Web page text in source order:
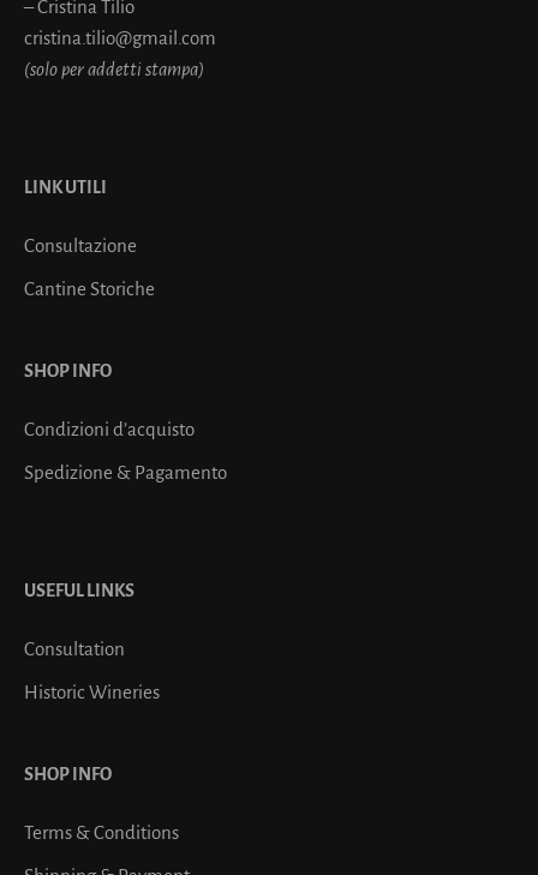
– Cristina Tilio
cristina.tilio@gmail.com
(solo per addetti stampa)
LINK UTILI
Consultazione
Cantine Storiche
SHOP INFO
Condizioni d’acquisto
Spedizione & Pagamento
USEFUL LINKS
Consultation
Historic Wineries
SHOP INFO
Terms & Conditions